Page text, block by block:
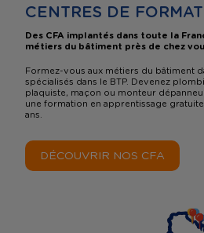
CENTRES DE
Des CFA implantés dans toute la
métiers du bâtiment près de chez
Formez-vous aux métiers du bâtiment
spécialisés dans le BTP. Devenez
plaquiste, maçon ou monteur
une formation en apprentissage
ans.
DÉCOUVRIR NOS CFA